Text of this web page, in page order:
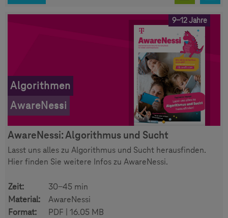
9-12 Jahre
Algorithmen
AwareNessi
AwareNessi: Algorithmus und Sucht
Lasst uns alles zu Algorithmus und Sucht herausfinden.
Hier finden Sie weitere Infos zu AwareNessi.
Zeit:
30-45 min
Material:
AwareNessi
Format:
PDF | 16.05 MB